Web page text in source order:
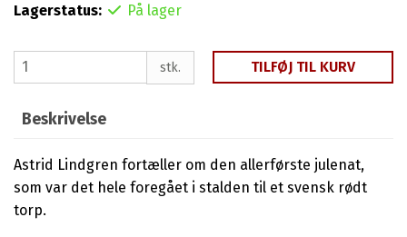
Lagerstatus: På lager
stk. TILFØJ TIL KURV
Beskrivelse
Astrid Lindgren fortæller om den allerførste julenat,
som var det hele foregået i stalden til et svensk rødt
torp.